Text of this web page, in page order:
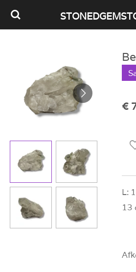
Ga
direct
hoofdinhoud
€
L:
13